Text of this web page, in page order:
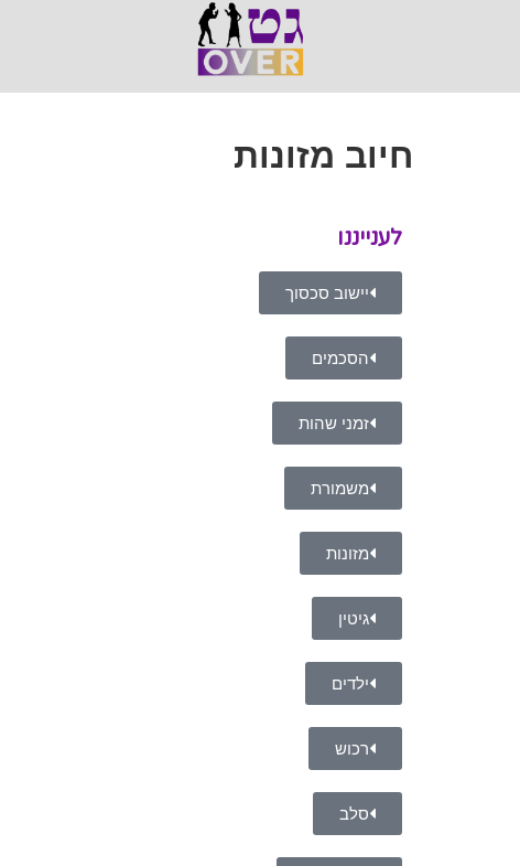
חיוב מזונות
לענייננו
יישוב סכסוך
הסכמים
זמני שהות
משמורת
מזונות
גיטין
ילדים
רכוש
סלב